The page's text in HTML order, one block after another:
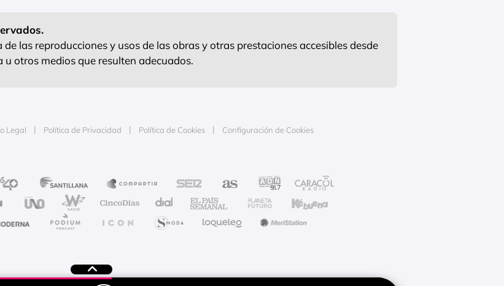
las reproducciones y usos de las obras y otras prestaciones accesibles desde
otros medios que resulten adecuados.
Legal Política de Privacidad Política de Cookies Configuración de Cookies